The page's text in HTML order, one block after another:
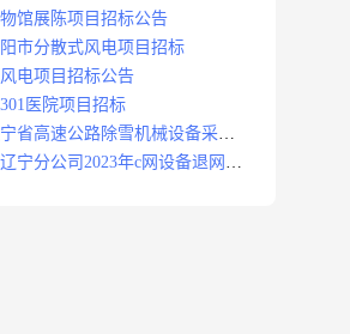
馆展陈项目招标公告
市分散式风电项目招标
电项目招标公告
医院项目招标
省高速公路除雪机械设备采购
标公告
宁分公司2023年c网设备退网拆